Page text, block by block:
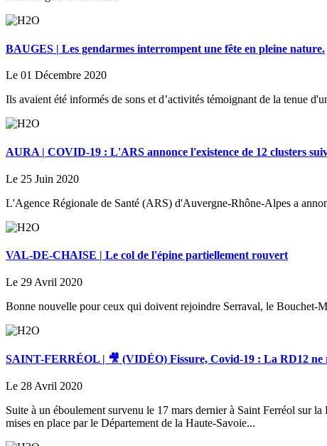
BAUGES | Les gendarmes interrompent une fête en pleine nature.
Le 01 Décembre 2020
Ils avaient été informés de sons et d’activités témoignant de la tenue
AURA | COVID-19 : L'ARS annonce l'existence de 12 clusters
Le 25 Juin 2020
L'Agence Régionale de Santé (ARS) d'Auvergne-Rhône-Alpes a
VAL-DE-CHAISE | Le col de l'épine partiellement rouvert
Le 29 Avril 2020
Bonne nouvelle pour ceux qui doivent rejoindre Serraval, le Bouchet-
SAINT-FERRÉOL | 🎥 (VIDÉO) Fissure, Covid-19 : La RD12 ne
Le 28 Avril 2020
Suite à un éboulement survenu le 17 mars dernier à Saint Ferréol sur
mises en place par le Département de la Haute-Savoie...